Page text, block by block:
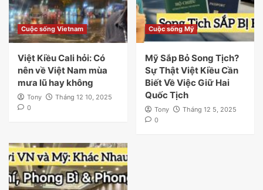
Cuộc sống Vietnam
Việt Kiều Cali hỏi: Có
nên về Việt Nam mùa
mưa lũ hay không
Tony
Tháng 12 10, 2025
0
Cuộc sống Mỹ
Mỹ Sắp Bỏ Song Tịch?
Sự Thật Việt Kiều Cần
Biết Về Việc Giữ Hai
Quốc Tịch
Tony
Tháng 12 5, 2025
0